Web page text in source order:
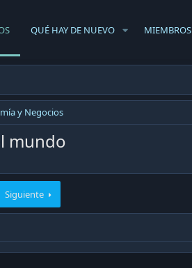
QUÉ HAY DE NUEVO MIEMBROS
y Negocios
mundo
Siguiente